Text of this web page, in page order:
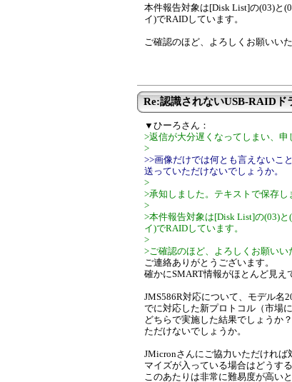
本件報告対象は[Disk List]の(03)と
イ)でRAIDしています。
ご確認のほど、よろしくお願いいた
Re:認識されないUSB-RAIDド
▼ひーろさん：
>返信が大分遅くなってしまい、申
>
>>画像だけでは何とも言えないこ
送っていただけないでしょうか。
>
>承知しました。テキストで保存し
>
>本件報告対象は[Disk List]の(03)
イ)でRAIDしています。
>
>ご確認のほど、よろしくお願いい
ご連絡ありがとうございます。
確かにSMART情報がほとんど見え
JMS586R対応について、モデル名
でに対応した新プロトコル（市場
どちらで実施した結果でしょうか
ただけないでしょうか。
JMicronさんにご協力いただけれ
マイズが入っている場合はどうす
このあたりは非常に難易度が高い